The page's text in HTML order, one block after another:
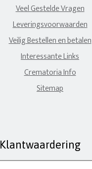
Veel Gestelde Vragen
Leveringsvoorwaarden
Veilig Bestellen en betalen
Interessante Links
Crematoria Info
Sitemap
Klantwaardering